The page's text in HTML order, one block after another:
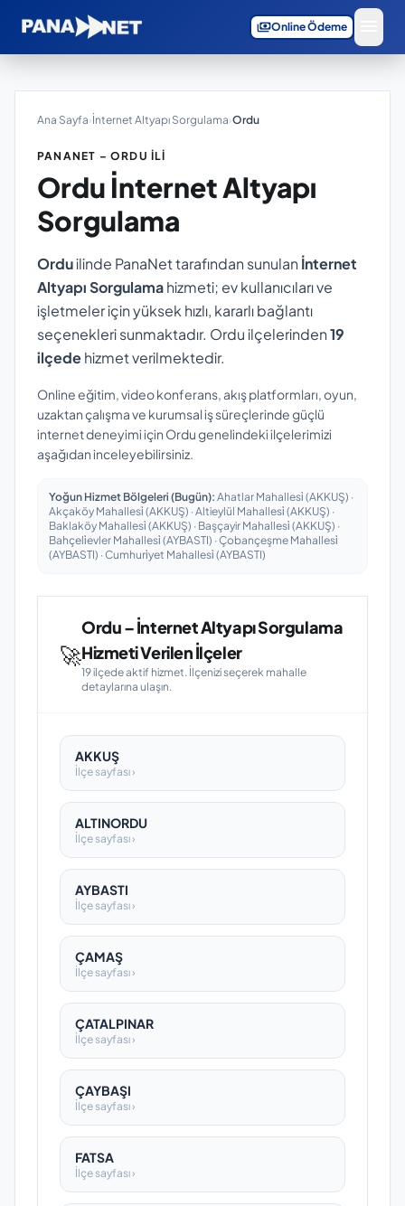
paymentsOnline Ödeme
Ana Sayfa›İnternet Altyapı Sorgulama›Ordu
PANANET – ORDU İLI
Ordu İnternet Altyapı
Sorgulama
Orduilinde PanaNet tarafından sunulan İnternet
Altyapı Sorgulamahizmeti; ev kullanıcıları ve
işletmeler için yüksek hızlı, kararlı bağlantı
seçenekleri sunmaktadır. Ordu ilçelerinden19
ilçedehizmet verilmektedir.
Online eğitim, video konferans, akış platformları, oyun,
uzaktan çalışma ve kurumsal iş süreçlerinde güçlü
internet deneyimi için Ordu genelindeki ilçelerimizi
aşağıdan inceleyebilirsiniz.
Yoğun Hizmet Bölgeleri (Bugün): Ahatlar Mahallesi̇ (AKKUŞ) ·
Akçaköy Mahallesi̇ (AKKUŞ) · Altieylül Mahallesi̇ (AKKUŞ) ·
Baklaköy Mahallesi̇ (AKKUŞ) · Başçayir Mahallesi̇ (AKKUŞ) ·
Bahçeli̇evler Mahallesi̇ (AYBASTI) · Çobançeşme Mahallesi̇
(AYBASTI) · Cumhuri̇yet Mahallesi̇ (AYBASTI)
🚀
Ordu – İnternet Altyapı Sorgulama
Hizmeti Verilen İlçeler
19 ilçede aktif hizmet. İlçenizi seçerek mahalle
detaylarına ulaşın.
AKKUŞ
İlçe sayfası ›
ALTINORDU
İlçe sayfası ›
AYBASTI
İlçe sayfası ›
ÇAMAŞ
İlçe sayfası ›
ÇATALPINAR
İlçe sayfası ›
ÇAYBAŞI
İlçe sayfası ›
FATSA
İlçe sayfası ›